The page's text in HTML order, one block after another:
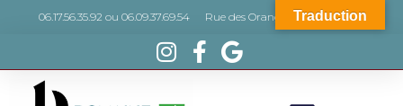
06.17.56.35.92 ou 06.09.37.69.54 Rue des Orangers, 66440 Torreilles
Traduction